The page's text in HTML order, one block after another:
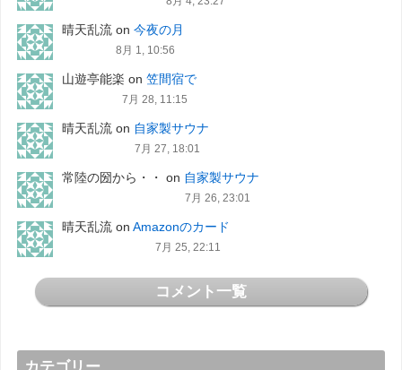
晴天乱流on 今夜の月
8月 1, 10:56
山遊亭能楽 on 笠間宿で
7月 28, 11:15
晴天乱流on 自家製サウナ
7月 27, 18:01
常陸の圀から・・ on 自家製サウナ
7月 26, 23:01
晴天乱流on Amazonのカード
7月 25, 22:11
コメント一覧
カテゴリー